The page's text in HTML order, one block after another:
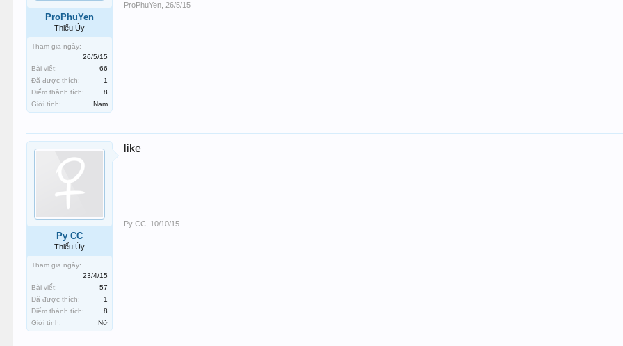
ProPhuYen
Thiếu Úy
Tham gia ngày:
26/5/15
Bài viết:
66
Đã được thích:
1
Điểm thành tích:
8
Giới tính:
Nam
ProPhuYen 26/5/15
Py CC
Thiếu Úy
Tham gia ngày:
23/4/15
Bài viết:
57
Đã được thích:
1
Điểm thành tích:
8
Giới tính:
Nữ
like
Py CC 10/10/15